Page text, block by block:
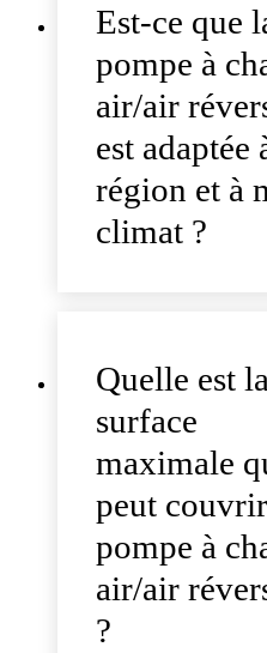
Est-ce que
pompe à
air/air
est adaptée
région et à
climat ?
Quelle est la
surface
maximale
peut
pompe à
air/air
?